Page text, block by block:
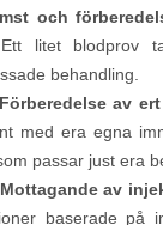
och
litet blodprov
behandling.
av
med era egna
passar just era
av
baserade på